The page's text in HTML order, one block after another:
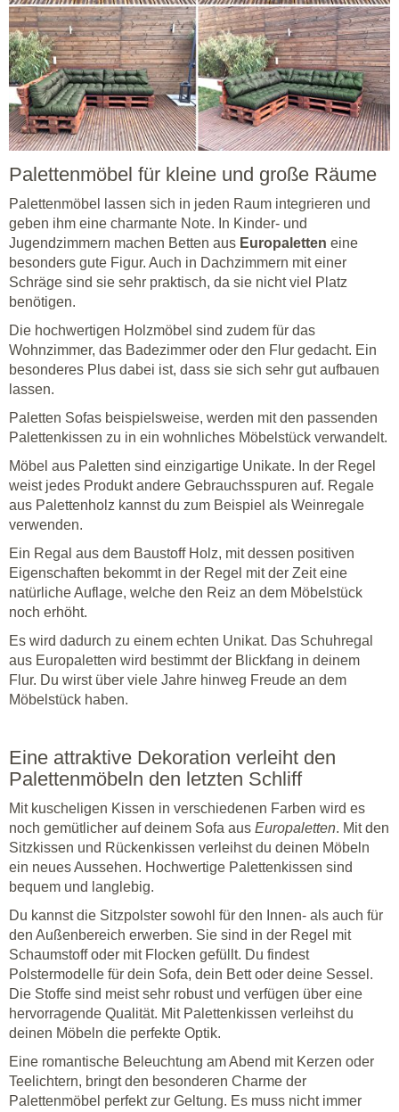
Palettenmöbel für kleine und große Räume
Palettenmöbel lassen sich in jeden Raum integrieren und
geben ihm eine charmante Note. In Kinder- und
Jugendzimmern machen Betten aus Europaletten eine
besonders gute Figur. Auch in Dachzimmern mit einer
Schräge sind sie sehr praktisch, da sie nicht viel Platz
benötigen.
Die hochwertigen Holzmöbel sind zudem für das
Wohnzimmer, das Badezimmer oder den Flur gedacht. Ein
besonderes Plus dabei ist, dass sie sich sehr gut aufbauen
lassen.
Paletten Sofas beispielsweise, werden mit den passenden
Palettenkissen zu in ein wohnliches Möbelstück verwandelt.
Möbel aus Paletten sind einzigartige Unikate. In der Regel
weist jedes Produkt andere Gebrauchsspuren auf. Regale
aus Palettenholz kannst du zum Beispiel als Weinregale
verwenden.
Ein Regal aus dem Baustoff Holz, mit dessen positiven
Eigenschaften bekommt in der Regel mit der Zeit eine
natürliche Auflage, welche den Reiz an dem Möbelstück
noch erhöht.
Es wird dadurch zu einem echten Unikat. Das Schuhregal
aus Europaletten wird bestimmt der Blickfang in deinem
Flur. Du wirst über viele Jahre hinweg Freude an dem
Möbelstück haben.
Eine attraktive Dekoration verleiht den
Palettenmöbeln den letzten Schliff
Mit kuscheligen Kissen in verschiedenen Farben wird es
noch gemütlicher auf deinem Sofa aus Europaletten. Mit den
Sitzkissen und Rückenkissen verleihst du deinen Möbeln
ein neues Aussehen. Hochwertige Palettenkissen sind
bequem und langlebig.
Du kannst die Sitzpolster sowohl für den Innen- als auch für
den Außenbereich erwerben. Sie sind in der Regel mit
Schaumstoff oder mit Flocken gefüllt. Du findest
Polstermodelle für dein Sofa, dein Bett oder deine Sessel.
Die Stoffe sind meist sehr robust und verfügen über eine
hervorragende Qualität. Mit Palettenkissen verleihst du
deinen Möbeln die perfekte Optik.
Eine romantische Beleuchtung am Abend mit Kerzen oder
Teelichtern, bringt den besonderen Charme der
Palettenmöbel perfekt zur Geltung. Es muss nicht immer